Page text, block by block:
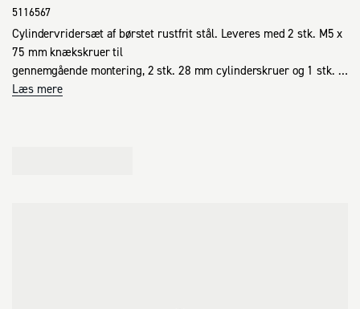
5116567
Cylindervridersæt af børstet rustfrit stål. Leveres med 2 stk. M5 x
75 mm knækskruer til
gennemgående montering, 2 stk. 28 mm cylinderskruer og 1 stk.
63 mm medbringer med plade. Passer til dørtykkelse 38-70 mm.
Læs mere